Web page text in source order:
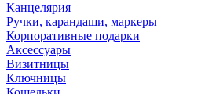
Канцелярия
Ручки, карандаши, маркеры
Корпоративные подарки
Аксессуары
Визитницы
Ключницы